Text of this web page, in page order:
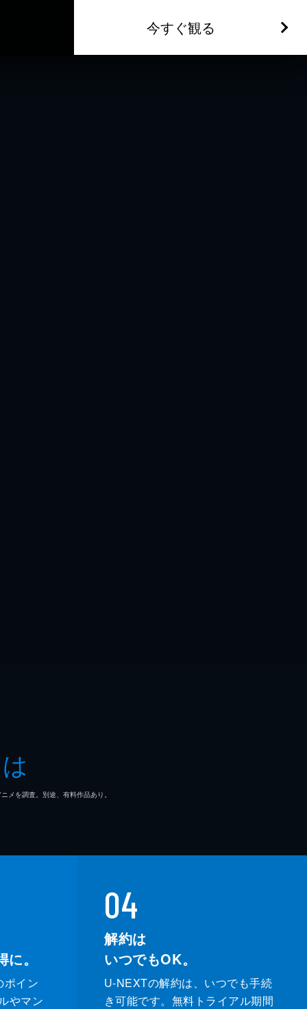
今すぐ観る
を調査。別途、有料作品あり。
。
ポイン
やマン
04
解約は
いつでもOK。
U-NEXTの解約は、いつでも手続
き可能です。無料トライアル期間